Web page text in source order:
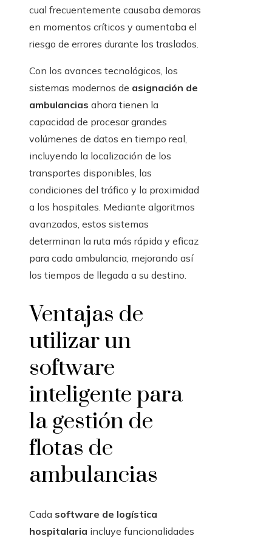
cual frecuentemente causaba demoras
en momentos críticos y aumentaba el
riesgo de errores durante los traslados.
Con los avances tecnológicos, los
sistemas modernos de asignación de
ambulancias ahora tienen la
capacidad de procesar grandes
volúmenes de datos en tiempo real,
incluyendo la localización de los
transportes disponibles, las
condiciones del tráfico y la proximidad
a los hospitales. Mediante algoritmos
avanzados, estos sistemas
determinan la ruta más rápida y eficaz
para cada ambulancia, mejorando así
los tiempos de llegada a su destino.
Ventajas de
utilizar un
software
inteligente para
la gestión de
flotas de
ambulancias
Cada software de logística
hospitalaria incluye funcionalidades